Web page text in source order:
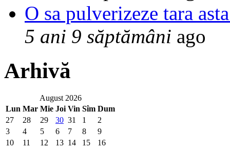
O sa pulverizeze tara
5 ani 9 săptămâni ago
Arhivă
August 2026
Lun Mar Mie Joi Vin Sîm Dum
27
28 29 30 31 1
2
3
4 5 6 7 8
9
10
11 12 13 14 15
16